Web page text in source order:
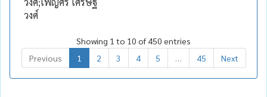
วงศ์
Showing 1 to 10 of 450 entries
Previous
1 2 3 4 5 45 Next